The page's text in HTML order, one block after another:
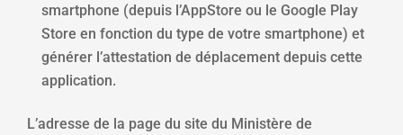
smartphone (depuis l’AppStore ou le Google Play
Store en fonction du type de votre smartphone) et
générer l’attestation de déplacement depuis cette
application.
L’adresse de la page du site du Ministère de